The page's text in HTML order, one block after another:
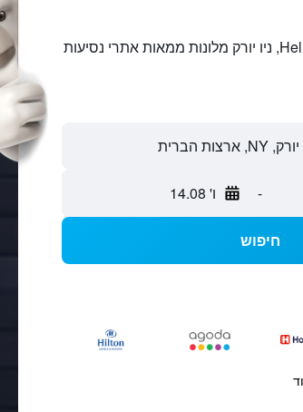
חיפוש והשוואתHell's Kitchen, ניו יורק מלונות ממאות אתרי נסיעות
- ו' 14.08
חיפוש